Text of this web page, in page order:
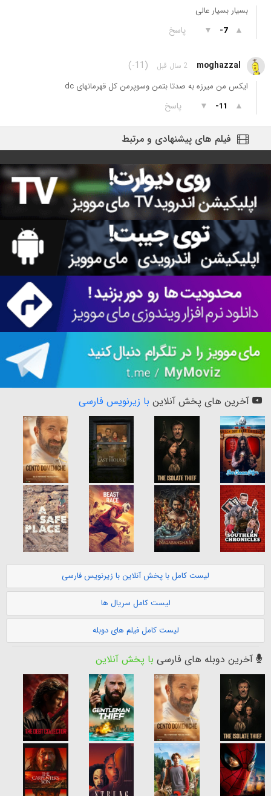
بسیار بسیار عالی
▲
-7
▼ پاسخ
moghazzal 2 سال قبل (-11)
ایکس من میرزه به صدتا بتمن وسوپرمن کل قهرمانهای dc
▲
-11
▼ پاسخ
فیلم های پیشنهادی و مرتبط
آخرین های پخش آنلاین با زیرنویس فارسی
لیست کامل با پخش آنلاین با زیرنویس فارسی
لیست کامل سریال ها
لیست کامل فیلم های دوبله
آخرین دوبله های فارسی با پخش آنلاین